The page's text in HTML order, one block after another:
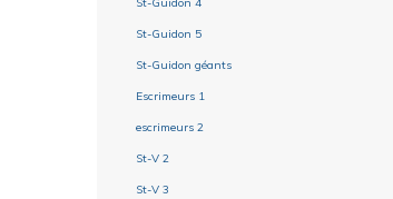
St-Guidon 5
St-Guidon géants
Escrimeurs 1
escrimeurs 2
St-V 2
St-V 3